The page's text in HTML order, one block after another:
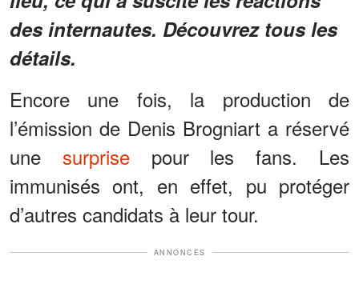
des internautes. Découvrez tous les
détails.
Encore une fois, la production de
l’émission de Denis Brogniart a réservé
une surprisepour les fans. Les
immunisés ont, en effet, pu protéger
d’autres candidats à leur tour.
ANNONCES